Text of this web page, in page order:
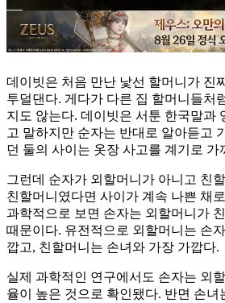
데이빗은 처음 만난 낯선 할머니가 진
투덜댄다. 게다가 다른 집 할머니들처
지도 않는다. 데이빗은 서툰 한국말과
고 말하지만 순자는 반대로 알아듣고
던 둘의 사이는 옷장 사고를 계기로 가
그런데 순자가 외할머니가 아니고 친
친할머니였다면 사이가 계속 나쁜 채
과학적으로 보면 손자는 외할머니가
때문이다. 유전적으로 외할머니는 손
깝고, 친할머니는 손녀와 가장 가깝다.
실제 과학적인 연구에서도 손자는 외
율이 높은 것으로 확인됐다. 반면 손녀